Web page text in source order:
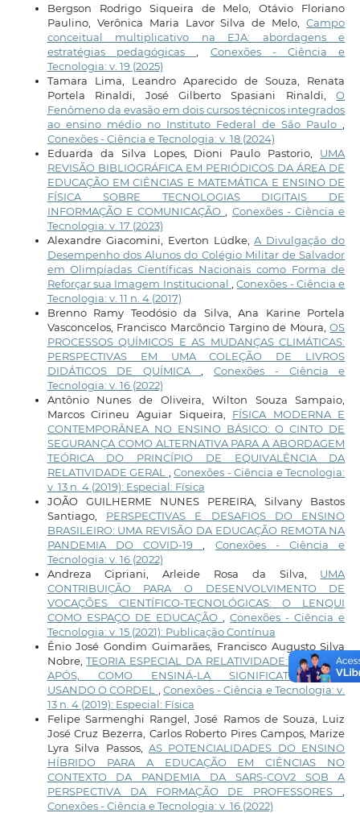
Bergson Rodrigo Siqueira de Melo, Otávio Floriano
Paulino, Verônica Maria Lavor Silva de Melo,Campo
conceitual multiplicativo na EJA: abordagens e
estratégias pedagógicas
Conexões - Ciência e
Tecnologia: v. 19 (2025)
Tamara Lima, Leandro Aparecido de Souza, Renata
Portela Rinaldi, José Gilberto Spasiani Rinaldi,O
Fenômeno da evasão em dois cursos técnicos integrados
ao ensino médio no Instituto Federal de São Paulo
Conexões - Ciência e Tecnologia: v. 18 (2024)
Eduarda da Silva Lopes, Dioni Paulo Pastorio, UMA
REVISÃO BIBLIOGRÁFICA EM PERIÓDICOS DA ÁREA DE
EDUCAÇÃO EM CIÊNCIAS E MATEMÁTICA E ENSINO DE
FÍSICA SOBRE TECNOLOGIAS DIGITAIS DE
INFORMAÇÃO E COMUNICAÇÃO
Conexões - Ciência e
Tecnologia: v. 17 (2023)
Alexandre Giacomini, Everton Lüdke,A Divulgação do
Desempenho dos Alunos do Colégio Militar de Salvador
em Olimpíadas Científicas Nacionais como Forma de
Reforçar sua Imagem Institucional
,Conexões - Ciência e
Tecnologia: v. 11 n. 4 (2017)
Brenno Ramy Teodósio da Silva, Ana Karine Portela
Vasconcelos, Francisco Marcôncio Targino de Moura,OS
PROCESSOS QUÍMICOS E AS MUDANÇAS CLIMÁTICAS:
PERSPECTIVAS EM UMA COLEÇÃO DE LIVROS
DIDÁTICOS DE QUÍMICA
Conexões - Ciência e
Tecnologia: v. 16 (2022)
Antônio Nunes de Oliveira, Wilton Souza Sampaio,
Marcos Cirineu Aguiar Siqueira, FÍSICA MODERNA E
CONTEMPORÂNEA NO ENSINO BÁSICO: O CINTO DE
SEGURANÇA COMO ALTERNATIVA PARA A ABORDAGEM
TEÓRICA DO PRINCÍPIO DE EQUIVALÊNCIA DA
RELATIVIDADE GERAL
,Conexões - Ciência e Tecnologia:
v. 13 n. 4 (2019): Especial: Física
JOÃO GUILHERME NUNES PEREIRA, Silvany Bastos
Santiago, PERSPECTIVAS E DESAFIOS DO ENSINO
BRASILEIRO: UMA REVISÃO DA EDUCAÇÃO REMOTA NA
PANDEMIA DO COVID-19
Conexões - Ciência e
Tecnologia: v. 16 (2022)
Andreza Cipriani, Arleide Rosa da Silva, UMA
CONTRIBUIÇÃO PARA O DESENVOLVIMENTO DE
VOCAÇÕES CIENTÍFICO-TECNOLÓGICAS: O LENQUI
COMO ESPAÇO DE EDUCAÇÃO
,Conexões - Ciência e
Tecnologia: v. 15 (2021): Publicação Contínua
Ênio José Gondim Guimarães, Francisco Augusto Silva
Nobre,TEORIA ESPECIAL DA RELATIVIDADE: 100 ANOS
APÓS, COMO ENSINÁ-LA SIGNIFICATIVAMENTE
USANDO O CORDEL
,Conexões - Ciência e Tecnologia: v.
13 n. 4 (2019): Especial: Física
Felipe Sarmenghi Rangel, José Ramos de Souza, Luiz
José Cruz Bezerra, Carlos Roberto Pires Campos, Marize
Lyra Silva Passos, AS POTENCIALIDADES DO ENSINO
HÍBRIDO PARA A EDUCAÇÃO EM CIÊNCIAS NO
CONTEXTO DA PANDEMIA DA SARS-COV2 SOB A
PERSPECTIVA DA FORMAÇÃO DE PROFESSORES
Conexões - Ciência e Tecnologia: v. 16 (2022)